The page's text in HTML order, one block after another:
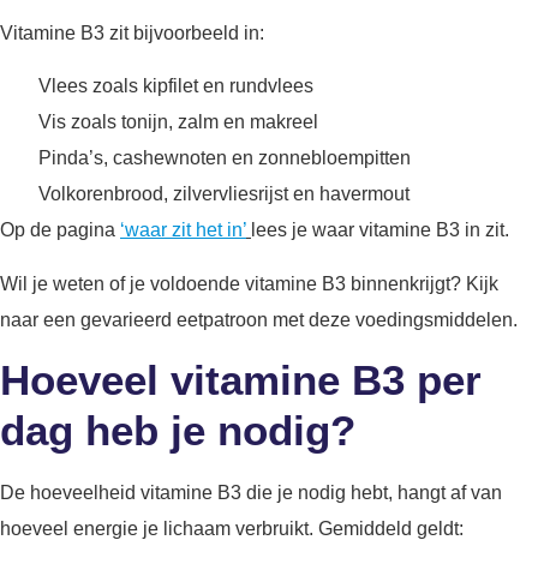
Vitamine B3 zit bijvoorbeeld in:
Vlees zoals kipfilet en rundvlees
Vis zoals tonijn, zalm en makreel
Pinda’s, cashewnoten en zonnebloempitten
Volkorenbrood, zilvervliesrijst en havermout
Op de pagina ‘waar zit het in’ lees je waar vitamine B3 in zit.
Wil je weten of je voldoende vitamine B3 binnenkrijgt? Kijk
naar een gevarieerd eetpatroon met deze voedingsmiddelen.
Hoeveel vitamine B3 per
dag heb je nodig?
De hoeveelheid vitamine B3 die je nodig hebt, hangt af van
hoeveel energie je lichaam verbruikt. Gemiddeld geldt: